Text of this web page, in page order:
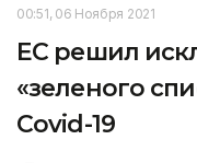
00:51, 06 Ноября 2021
ЕС решил
«зеленого
Covid-19